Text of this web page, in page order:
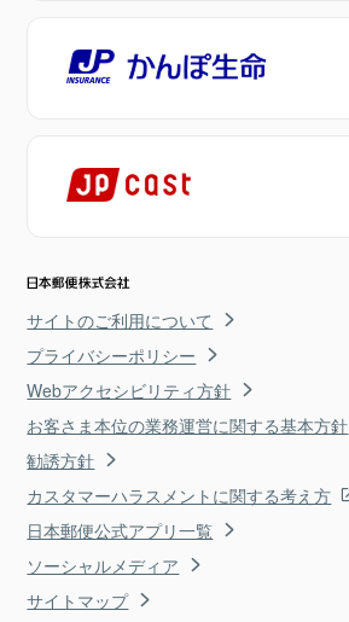
サイトのご利用について
プライバシーポリシー
Webアクセシビリティ方針
お客さま本位の業務運営に関する基本方針
勧誘方針
カスタマーハラスメントに関する考え方
日本郵便公式アプリ一覧
ソーシャルメディア
サイトマップ